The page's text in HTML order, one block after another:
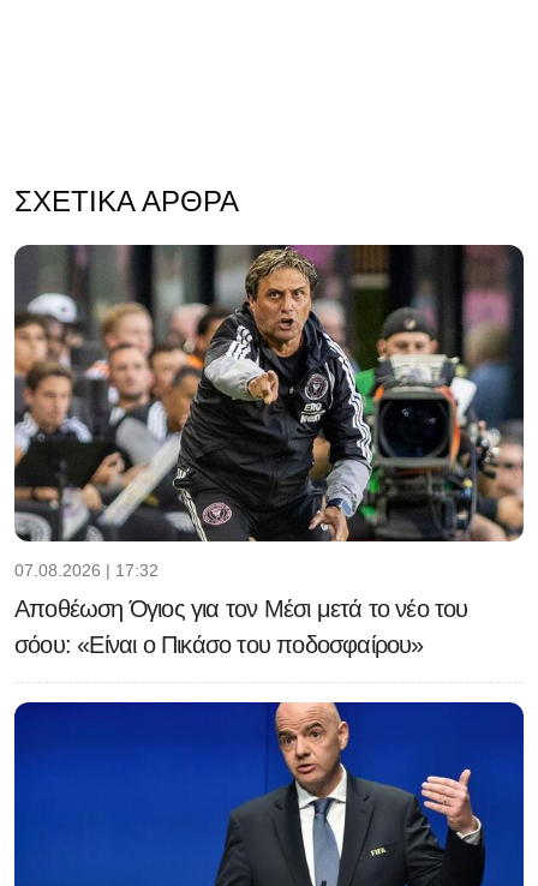
ΣΧΕΤΙΚΆ ΆΡΘΡΑ
07.08.2026 | 17:32
Αποθέωση Όγιος για τον Μέσι μετά το νέο του
σόου: «Είναι ο Πικάσο του ποδοσφαίρου»